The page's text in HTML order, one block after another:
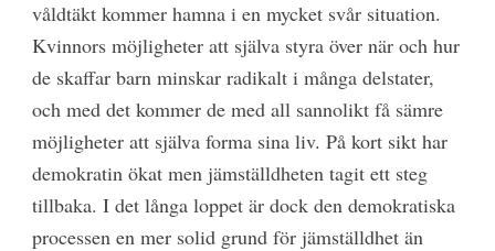
våldtäkt kommer hamna i en mycket svår situation.
Kvinnors möjligheter att själva styra över när och hur
de skaffar barn minskar radikalt i många delstater,
och med det kommer de med all sannolikt få sämre
möjligheter att själva forma sina liv. På kort sikt har
demokratin ökat men jämställdheten tagit ett steg
tillbaka. I det långa loppet är dock den demokratiska
processen en mer solid grund för jämställdhet än